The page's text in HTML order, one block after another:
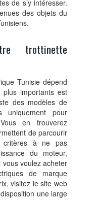
de s’y intéresser.
des objets du
trottinette
Tunisie dépend
plus importants est
des modèles de
uniquement pour
en trouverez
de parcourir
critères à ne pas
du moteur,
vous voulez acheter
de marque
visitez le site web
une large